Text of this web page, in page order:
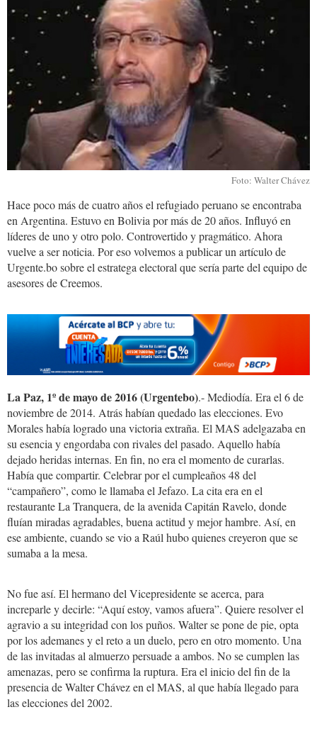
Foto: Walter Chávez
Hace poco más de cuatro años el refugiado peruano se encontraba
en Argentina. Estuvo en Bolivia por más de 20 años. Influyó en
líderes de uno y otro polo. Controvertido y pragmático. Ahora
vuelve a ser noticia. Por eso volvemos a publicar un artículo de
Urgente.bo sobre el estratega electoral que sería parte del equipo de
asesores de Creemos.
La Paz, 1º de mayo de 2016 (Urgentebo).- Mediodía. Era el 6 de
noviembre de 2014. Atrás habían quedado las elecciones. Evo
Morales había logrado una victoria extraña. El MAS adelgazaba en
su esencia y engordaba con rivales del pasado. Aquello había
dejado heridas internas. En fin, no era el momento de curarlas.
Había que compartir. Celebrar por el cumpleaños 48 del
“campañero”, como le llamaba el Jefazo. La cita era en el
restaurante La Tranquera, de la avenida Capitán Ravelo, donde
fluían miradas agradables, buena actitud y mejor hambre. Así, en
ese ambiente, cuando se vio a Raúl hubo quienes creyeron que se
sumaba a la mesa.
No fue así. El hermano del Vicepresidente se acerca, para
increparle y decirle: “Aquí estoy, vamos afuera”. Quiere resolver el
agravio a su integridad con los puños. Walter se pone de pie, opta
por los ademanes y el reto a un duelo, pero en otro momento. Una
de las invitadas al almuerzo persuade a ambos. No se cumplen las
amenazas, pero se confirma la ruptura. Era el inicio del fin de la
presencia de Walter Chávez en el MAS, al que había llegado para
las elecciones del 2002.